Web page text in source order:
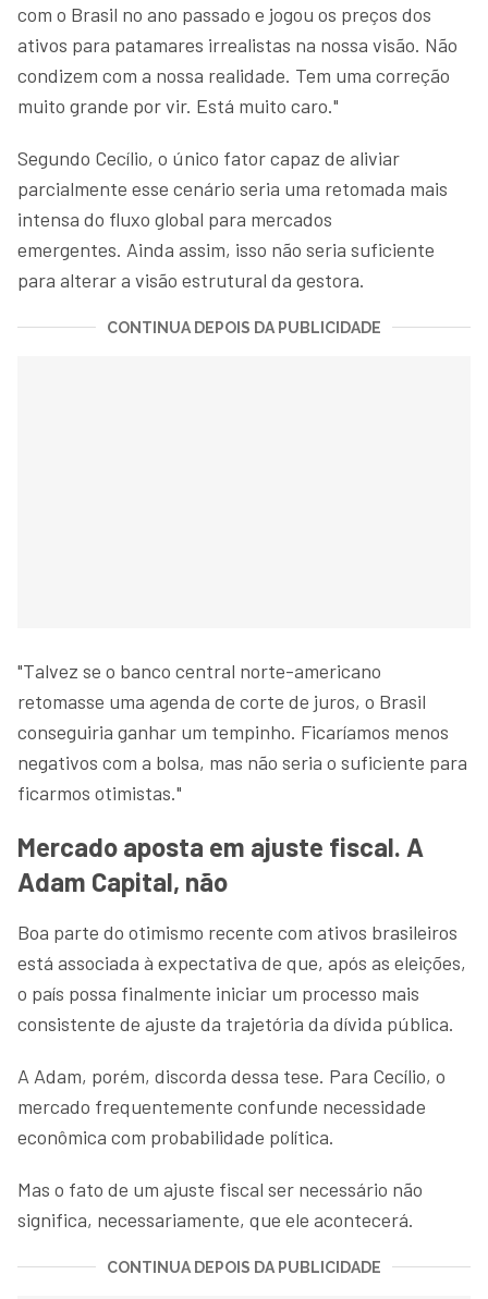
com o Brasil no ano passado e jogou os preços dos
ativos para patamares irrealistas na nossa visão. Não
condizem com a nossa realidade. Tem uma correção
muito grande por vir. Está muito caro."
Segundo Cecílio, o único fator capaz de aliviar
parcialmente esse cenário seria uma retomada mais
intensa do fluxo global para mercados
emergentes. Ainda assim, isso não seria suficiente
para alterar a visão estrutural da gestora.
CONTINUA DEPOIS DA PUBLICIDADE
"Talvez se o banco central norte-americano
retomasse uma agenda de corte de juros, o Brasil
conseguiria ganhar um tempinho. Ficaríamos menos
negativos com a bolsa, mas não seria o suficiente para
ficarmos otimistas."
Mercado aposta em ajuste fiscal. A
Adam Capital, não
Boa parte do otimismo recente com ativos brasileiros
está associada à expectativa de que, após as eleições,
o país possa finalmente iniciar um processo mais
consistente de ajuste da trajetória da dívida pública.
A Adam, porém, discorda dessa tese. Para Cecílio, o
mercado frequentemente confunde necessidade
econômica com probabilidade política.
Mas o fato de um ajuste fiscal ser necessário não
significa, necessariamente, que ele acontecerá.
CONTINUA DEPOIS DA PUBLICIDADE